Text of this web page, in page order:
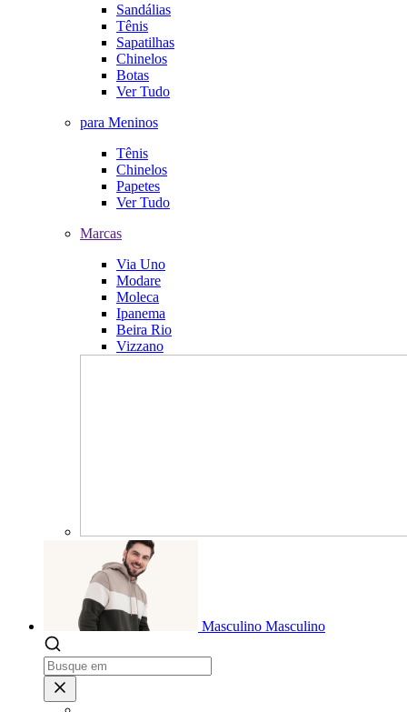
Sandálias
Tênis
Sapatilhas
Chinelos
Botas
Ver Tudo
para Meninos
Tênis
Chinelos
Papetes
Ver Tudo
Marcas
Via Uno
Modare
Moleca
Ipanema
Beira Rio
Vizzano
Masculino Masculino